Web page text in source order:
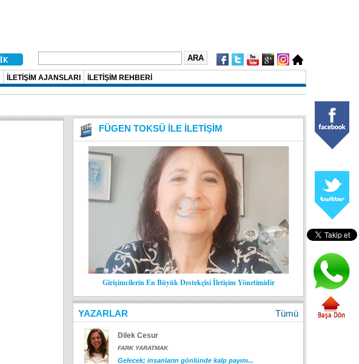
İLETİŞİM AJANSLARI İLETİŞİM REHBERİ
FÜGEN TOKSÜ İLE İLETİŞİM
Girişimcilerin En Büyük Destekçisi İletişim Yönetimidir
YAZARLAR Tümü
Dilek Cesur
FARK YARATMAK
Gelecek; insanların gönlünde kalp payını...